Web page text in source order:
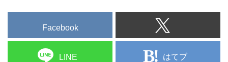
Facebook
LINE はてブ